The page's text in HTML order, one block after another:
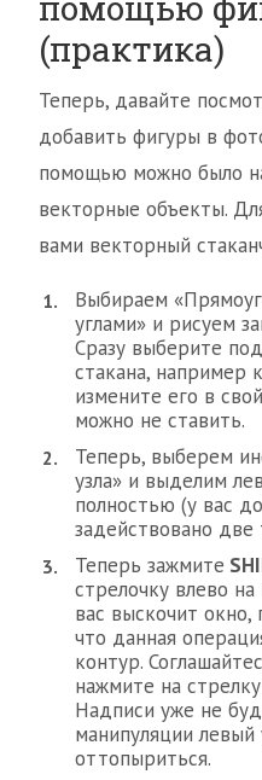
(практика)
Теперь, давайте
добавить фигуры в
помощью можно было
векторные объекты.
вами векторный
Выбираем
углами» и рисуем
Сразу выберите
стакана, например
измените его в
можно не ставить.
Теперь, выберем
узла» и выделим
полностью (у вас
задействовано две
Теперь зажмите
стрелочку влево
вас выскочит окно,
что данная
контур.
нажмите на
Надписи уже не
манипуляции
оттопыриться.